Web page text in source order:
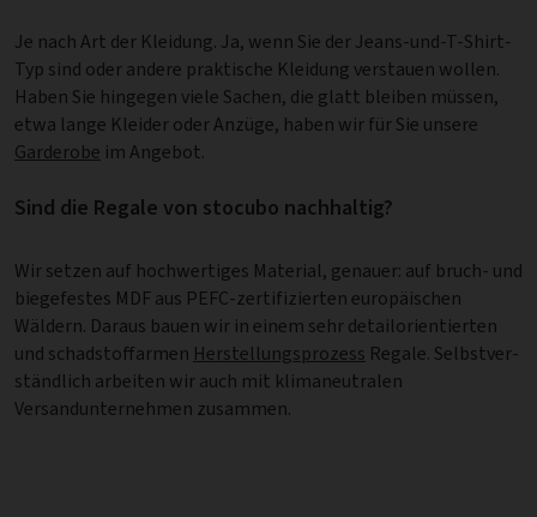
Je nach Art der Kleidung. Ja, wenn Sie der Jeans-und-T-Shirt-
Typ sind oder andere praktische Kleidung verstauen wollen.
Haben Sie hingegen viele Sachen, die glatt bleiben müssen,
etwa lange Kleider oder Anzüge, haben wir für Sie unsere
Garderobe im Angebot.
Sind die Regale von stocubo nachhaltig?
Wir setzen auf hochwertiges Material, genauer: auf bruch- und
biegefestes MDF aus PEFC-zertifizierten europäischen
Wäldern. Daraus bauen wir in einem sehr detail­ori­en­tier­ten
und schadstoffarmen Herstellungsprozess Regale. Selbstver­
ständ­lich arbeiten wir auch mit klimaneutralen
Versandunternehmen zusammen.